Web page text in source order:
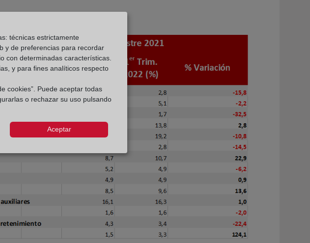
técnicas estrictamente
y de preferencias para recordar
con determinadas características.
y para fines analíticos respecto
cookies”. Puede aceptar todas
o rechazar su uso pulsando
Aceptar